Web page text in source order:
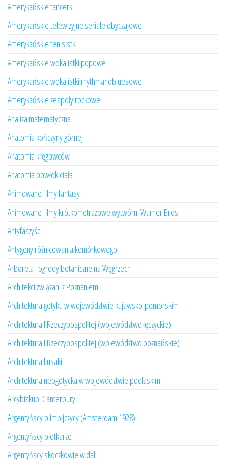
Amerykańskie tancerki
Amerykańskie telewizyjne seriale obyczajowe
Amerykańskie tenisistki
Amerykańskie wokalistki popowe
Amerykańskie wokalistki rhythmandbluesowe
Amerykańskie zespoły rockowe
Analiza matematyczna
Anatomia kończyny górnej
Anatomia kręgowców
Anatomia powłok ciała
Animowane filmy fantasy
Animowane filmy krótkometrażowe wytwórni Warner Bros.
Antyfaszyści
Antygeny różnicowania komórkowego
Arboreta i ogrody botaniczne na Węgrzech
Architekci związani z Poznaniem
Architektura gotyku w województwie kujawsko-pomorskim
Architektura I Rzeczypospolitej (województwo łęczyckie)
Architektura I Rzeczypospolitej (województwo poznańskie)
Architektura Lusaki
Architektura neogotycka w województwie podlaskim
Arcybiskupi Canterbury
Argentyńscy olimpijczycy (Amsterdam 1928)
Argentyńscy płotkarze
Argentyńscy skoczkowie w dal